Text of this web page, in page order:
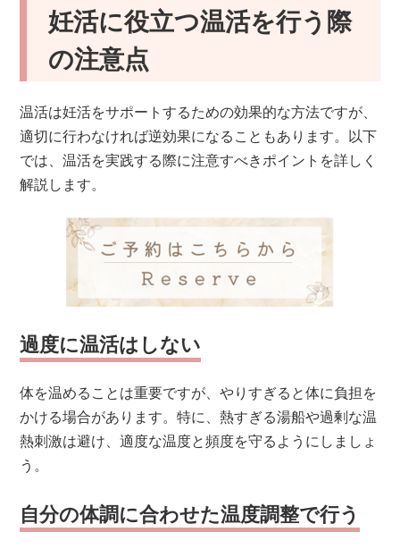
妊活に役立つ温活を行う際
の注意点
温活は妊活をサポートするための効果的な方法ですが、
適切に行わなければ逆効果になることもあります。以下
では、温活を実践する際に注意すべきポイントを詳しく
解説します。
過度に温活はしない
体を温めることは重要ですが、やりすぎると体に負担を
かける場合があります。特に、熱すぎる湯船や過剰な温
熱刺激は避け、適度な温度と頻度を守るようにしましょ
う。
自分の体調に合わせた温度調整で行う